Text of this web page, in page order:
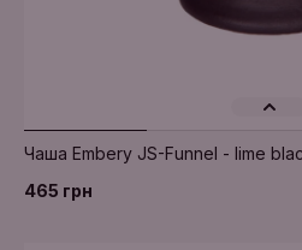
Чаша Embery JS-Funnel - lime
465 грн